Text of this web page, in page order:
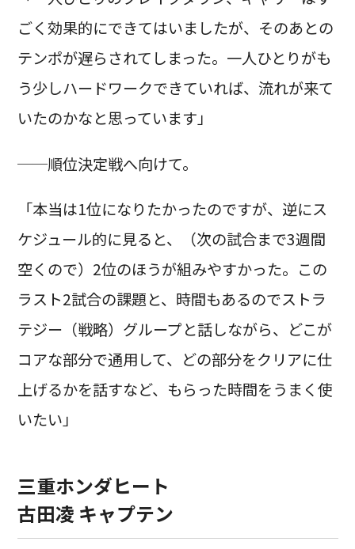
ごく効果的にできてはいましたが、そのあとの
テンポが遅らされてしまった。一人ひとりがも
う少しハードワークできていれば、流れが来て
いたのかなと思っています」
──順位決定戦へ向けて。
「本当は1位になりたかったのですが、逆にス
ケジュール的に見ると、（次の試合まで3週間
空くので）2位のほうが組みやすかった。この
ラスト2試合の課題と、時間もあるのでストラ
テジー（戦略）グループと話しながら、どこが
コアな部分で通用して、どの部分をクリアに仕
上げるかを話すなど、もらった時間をうまく使
いたい」
三重ホンダヒート
古田凌 キャプテン